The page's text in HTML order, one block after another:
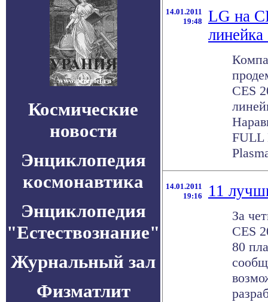
Космические
новости
Энциклопедия
космонавтика
Энциклопедия
"Естествознание"
Журнальный зал
Физматлит
14.01.2011
19:48
LG на
CES
FULL
14.01.2011
19:16
11
За
CES
80